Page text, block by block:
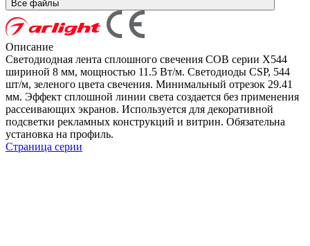
Все файлы
Описание
Светодиодная лента сплошного свечения COB серии X544
шириной 8 мм, мощностью 11.5 Вт/м. Светодиоды CSP, 544
шт/м, зеленого цвета свечения. Минимальный отрезок 29.41
мм. Эффект сплошной линии света создается без применения
рассеивающих экранов. Используется для декоративной
подсветки рекламных конструкций и витрин. Обязательна
установка на профиль.
Страница серии